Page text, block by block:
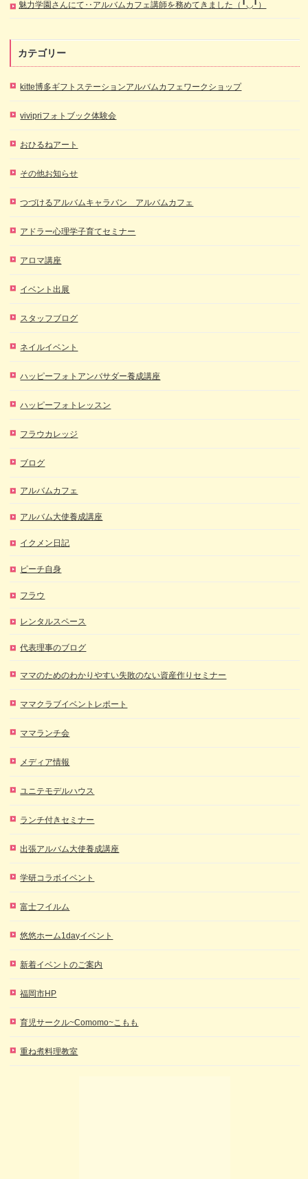
魅力学園さんにて‥アルバムカフェ講師を務めてきました（╹◡╹）
カテゴリー
kitte博多ギフトステーションアルバムカフェワークショップ
vivipriフォトブック体験会
おひるねアート
その他お知らせ
つづけるアルバムキャラバン アルバムカフェ
アドラー心理学子育てセミナー
アロマ講座
イベント出展
スタッフブログ
ネイルイベント
ハッピーフォトアンバサダー養成講座
ハッピーフォトレッスン
フラウカレッジ
ブログ
アルバムカフェ
アルバム大使養成講座
イクメン日記
ピーチ自身
フラウ
レンタルスペース
代表理事のブログ
ママのためのわかりやすい失敗のない資産作りセミナー
ママクラブイベントレポート
ママランチ会
メディア情報
ユニテモデルハウス
ランチ付きセミナー
出張アルバム大使養成講座
学研コラボイベント
富士フイルム
悠悠ホーム1dayイベント
新着イベントのご案内
福岡市HP
育児サークル~Comomo~こもも
重ね煮料理教室